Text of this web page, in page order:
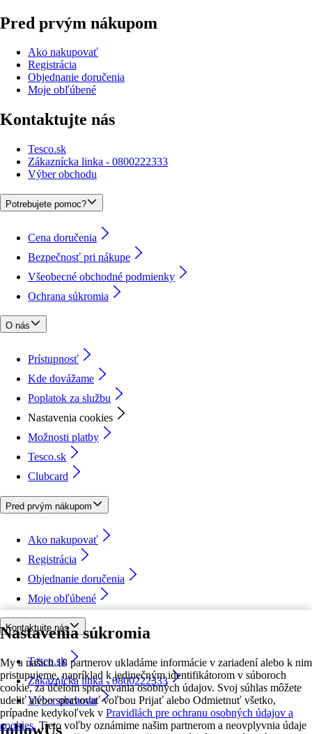
Nastavenia súkromia
My a našich 18 partnerov ukladáme informácie v zariadení alebo k nim
pristupujeme, napríklad k jedinečným identifikátorom v súboroch
cookie, za účelom spracúvania osobných údajov. Svoj súhlas môžete
udeliť alebo spravovať voľbou Prijať alebo Odmietnuť všetko,
prípadne kedykoľvek v Pravidlách pre ochranu osobných údajov a
cookies. Tieto voľby oznámime našim partnerom a neovplyvnia údaje
Pred prvým nákupom
Ako nakupovať
Registrácia
Objednanie doručenia
Moje obľúbené
Kontaktujte nás
Tesco.sk
Zákaznícka linka - 0800222333
Výber obchodu
Potrebujete pomoc?
Cena doručenia
Bezpečnosť pri nákupe
Všeobecné obchodné podmienky
Ochrana súkromia
O nás
Prístupnosť
Kde dovážame
Poplatok za službu
Nastavenia cookies
Možnosti platby
Tesco.sk
Clubcard
Pred prvým nákupom
Ako nakupovať
Registrácia
Objednanie doručenia
Moje obľúbené
Kontaktujte nás
Tesco.sk
Zákaznícka linka - 0800222333
Výber obchodu
followUs